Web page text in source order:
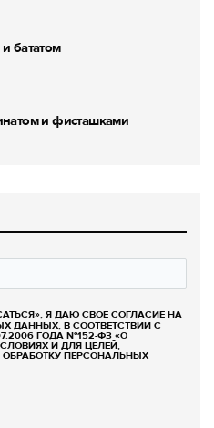
бататом
и фисташками
Я ДАЮ СВОЕ СОГЛАСИЕ НА
ДАННЫХ, В СООТВЕТСТВИИ С
ГОДА №152-ФЗ «О
И ДЛЯ ЦЕЛЕЙ,
ПЕРСОНАЛЬНЫХ